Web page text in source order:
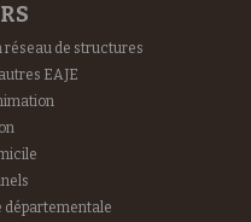
réseau de structures
EAJE
départementale